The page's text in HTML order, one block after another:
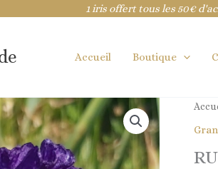
1 iris offert tous les 50€
Accueil Boutique